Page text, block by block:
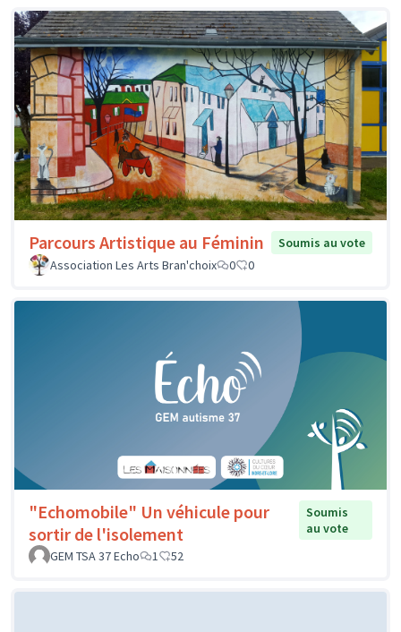
Parcours Artistique au Féminin
Soumis au vote
Association Les Arts Bran'choix
0 0
"Echomobile" Un véhicule pour
sortir de l'isolement
Soumis
au vote
GEM TSA 37 Echo
1 52